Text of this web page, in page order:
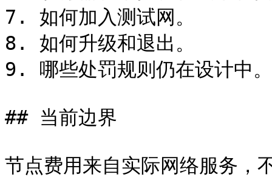
7. 如何加入测试网。
8. 如何升级和退出。
9. 哪些处罚规则仍在设计中。
## 当前边界
节点费用来自实际网络服务，